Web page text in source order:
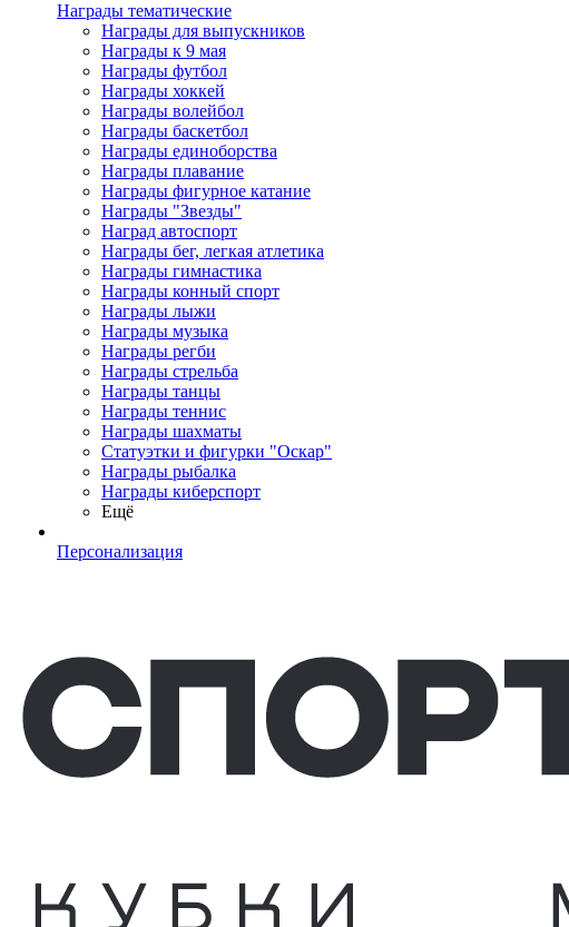
Награды тематические
Награды для выпускников
Награды к 9 мая
Награды футбол
Награды хоккей
Награды волейбол
Награды баскетбол
Награды единоборства
Награды плавание
Награды фигурное катание
Награды "Звезды"
Наград автоспорт
Награды бег, легкая атлетика
Награды гимнастика
Награды конный спорт
Награды лыжи
Награды музыка
Награды регби
Награды стрельба
Награды танцы
Награды теннис
Награды шахматы
Статуэтки и фигурки "Оскар"
Награды рыбалка
Награды киберспорт
Ещё
Персонализация